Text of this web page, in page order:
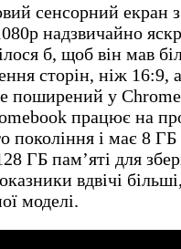
сенсорний екран
надзвичайно
б, щоб він мав
сторін, ніж 16:9,
поширений у
працює на
покоління і має 8 ГБ
ГБ пам’яті для
вдвічі
моделі.